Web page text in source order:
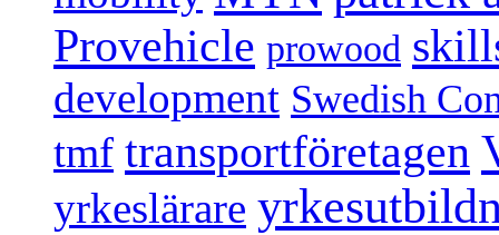
Provehicle prowood
development Swedish
tmf transportföretagen
yrkeslärare